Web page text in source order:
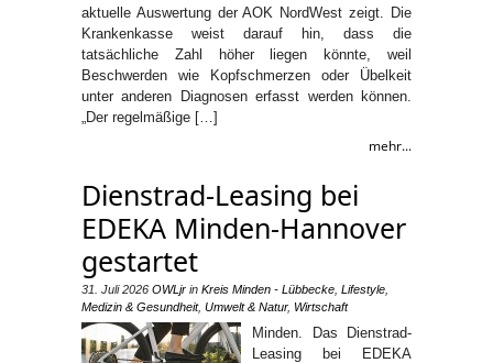
aktuelle Auswertung der AOK NordWest zeigt. Die
Krankenkasse weist darauf hin, dass die
tatsächliche Zahl höher liegen könnte, weil
Beschwerden wie Kopfschmerzen oder Übelkeit
unter anderen Diagnosen erfasst werden können.
„Der regelmäßige […]
mehr...
Dienstrad-Leasing bei
EDEKA Minden-Hannover
gestartet
31. Juli 2026 OWLjr in Kreis Minden - Lübbecke Lifestyle
Medizin & Gesundheit, Umwelt & Natur, Wirtschaft
Minden. Das Dienstrad-
Leasing bei EDEKA